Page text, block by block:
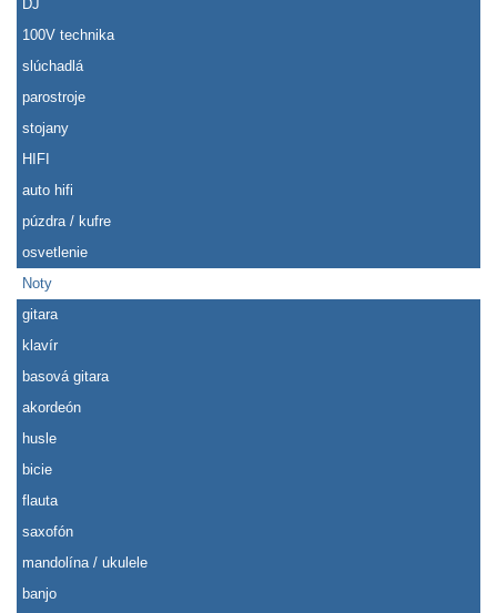
DJ
100V technika
slúchadlá
parostroje
stojany
HIFI
auto hifi
púzdra / kufre
osvetlenie
Noty
gitara
klavír
basová gitara
akordeón
husle
bicie
flauta
saxofón
mandolína / ukulele
banjo